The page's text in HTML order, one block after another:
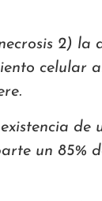
2) la
celular
de
un 85%